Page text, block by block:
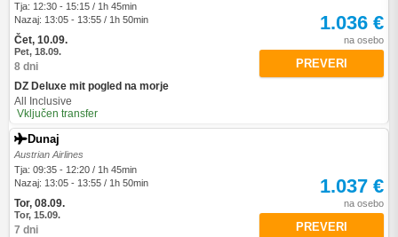
Tja: 12:30 - 15:15 / 1h 45min
Nazaj: 13:05 - 13:55 / 1h 50min
Čet, 10.09.
Pet, 18.09.
8 dni
DZ Deluxe mit pogled na morje
All Inclusive
Vključen transfer
1.036 €
na osebo
PREVERI
Dunaj
Austrian Airlines
Tja: 09:35 - 12:20 / 1h 45min
Nazaj: 13:05 - 13:55 / 1h 50min
Tor, 08.09.
Tor, 15.09.
7 dni
1.037 €
na osebo
PREVERI